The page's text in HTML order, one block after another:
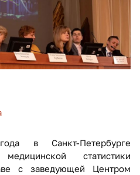
в Санкт-Петербурге
статистики
с заведующей Центром